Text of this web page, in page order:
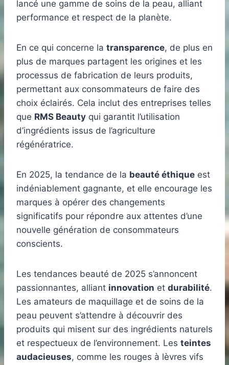
lancé une gamme de soins de la peau, alliant
performance et respect de la planète.
En ce qui concerne la transparence, de plus en
plus de marques partagent les origines et les
processus de fabrication de leurs produits,
permettant aux consommateurs de faire des
choix éclairés. Cela inclut des entreprises telles
que RMS Beauty qui garantit l’utilisation
d’ingrédients issus de l’agriculture
régénératrice.
En 2025, la tendance de la beauté éthique est
indéniablement gagnante, et elle encourage les
marques à opérer des changements
significatifs pour répondre aux attentes d’une
nouvelle génération de consommateurs
conscients.
Les tendances beauté de 2025 s’annoncent
passionnantes, alliant innovation et durabilité.
Les amateurs de maquillage et de soins de la
peau peuvent s’attendre à découvrir des
produits qui misent sur des ingrédients naturels
et respectueux de l’environnement. Les teintes
audacieuses, comme les rouges à lèvres vifs